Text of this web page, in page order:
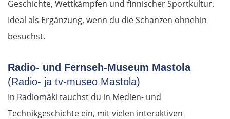
Geschichte, Wettkämpfen und finnischer Sportkultur.
Ideal als Ergänzung, wenn du die Schanzen ohnehin
besuchst.
Radio- und Fernseh-Museum Mastola
(Radio- ja tv-museo Mastola)
In Radiomäki tauchst du in Medien- und
Technikgeschichte ein, mit vielen interaktiven
Petritsch
Blagoewgrad
Montana
Widin